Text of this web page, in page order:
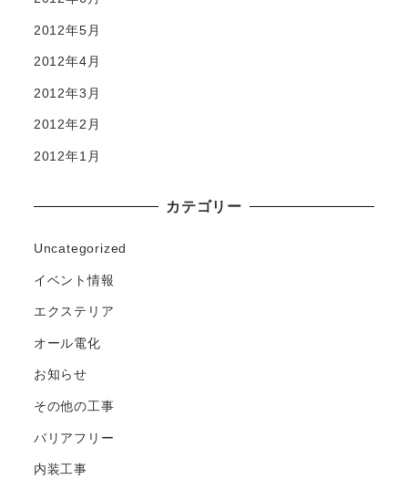
2012年5月
2012年4月
2012年3月
2012年2月
2012年1月
カテゴリー
Uncategorized
イベント情報
エクステリア
オール電化
お知らせ
その他の工事
バリアフリー
内装工事